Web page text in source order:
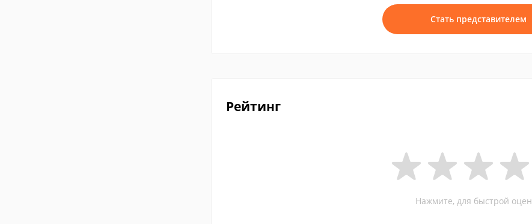
Стать представителем
Рейтинг
Нажмите, для быстрой